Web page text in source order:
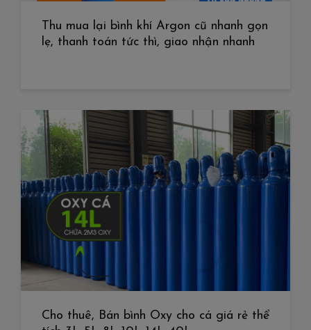
Thu mua lại bình khí Argon cũ nhanh gọn
lẹ, thanh toán tức thì, giao nhận nhanh
Cho thuê, Bán bình Oxy cho cá giá rẻ thể